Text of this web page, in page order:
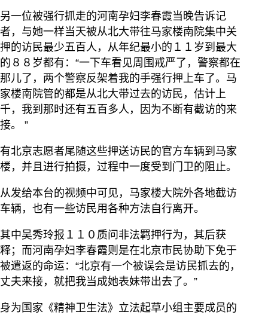
另一位被强行抓走的河南孕妇李春霞当晚告诉记
者，与她一样当天被从北大带往马家楼南院集中关
押的访民最少五百人，从年纪最小的１１岁到最大
的８８岁都有：“一下车看见周围戒严了，警察都在
那儿了，两个警察反架着我的手强行押上车了。马
家楼南院管的都是从北大带过去的访民，估计上
千，我到那时还有五百多人，因为不断有截访的来
接。 ”
有北京志愿者尾随这些押送访民的官方车辆到马家
楼，并且进行拍摄，过程中一度受到门卫的阻止。
从发给本台的视频中可见，马家楼大院外各地截访
车辆，也有一些访民用各种方法自行离开。
其中吴秀玲报１１０质问非法羁押行为，其后获
释；而河南孕妇李春霞则是在北京市民协助下免于
被遣返的命运：“北京有一个被误会是访民抓去的，
丈夫来接，就把我当成她表妹带出去了。”
身为国家《精神卫生法》立法起草小组主要成员的